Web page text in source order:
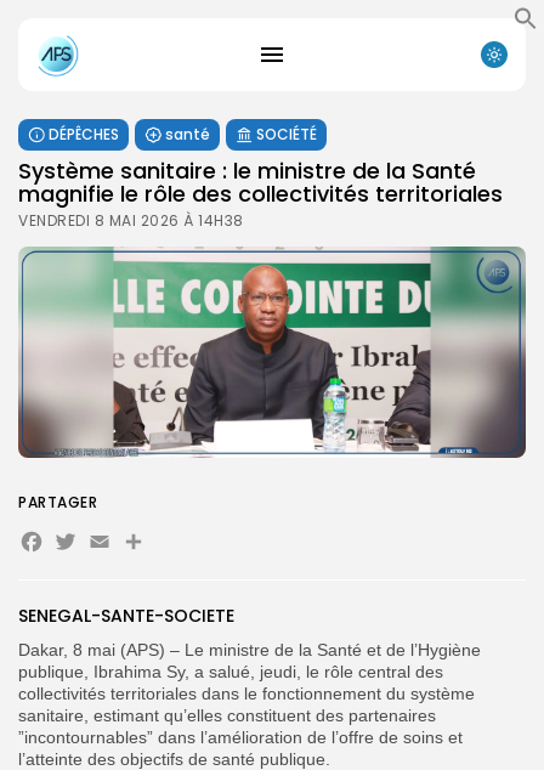
Search
Button
FR
DÉPÊCHES santé SOCIÉTÉ
Système sanitaire : le ministre de la Santé
magnifie le rôle des collectivités territoriales
VENDREDI 8 MAI 2026 À 14H38
SENEGAL-SANTE-SOCIETE
Dakar, 8 mai (APS) – Le ministre de la Santé et de l’Hygiène
publique, Ibrahima Sy, a salué, jeudi, le rôle central des
collectivités territoriales dans le fonctionnement du système
sanitaire, estimant qu’elles constituent des partenaires
”incontournables” dans l’amélioration de l’offre de soins et
l’atteinte des objectifs de santé publique.
PARTAGER
Facebook
Twitter
EmailPartager